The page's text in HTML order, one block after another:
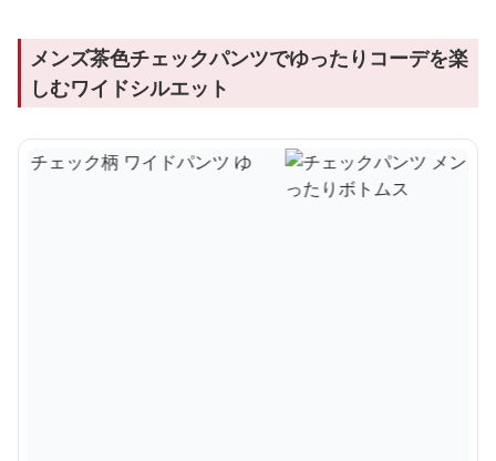
メンズ茶色チェックパンツでゆったりコーデを楽
しむワイドシルエット